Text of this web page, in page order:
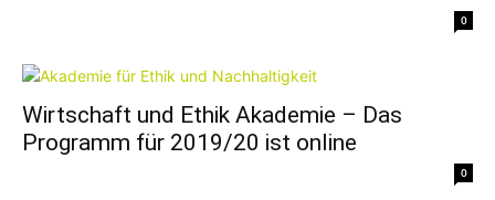
0
Wirtschaft und Ethik Akademie – Das
Programm für 2019/20 ist online
0